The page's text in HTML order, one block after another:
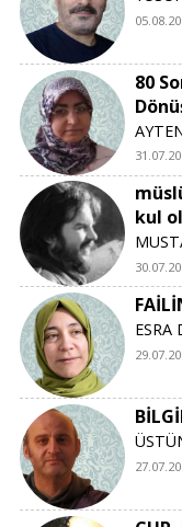
80
kul
ESRA